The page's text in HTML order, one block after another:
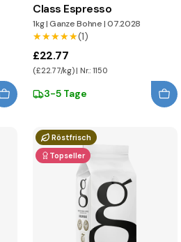
Class Espresso
1kg|Ganze Bohne|07.2028
★★★★★
★★★★★(1)
£22.77
(£22.77/kg) | Nr.: 1150
3-5 Tage
Röstfrisch
Topseller